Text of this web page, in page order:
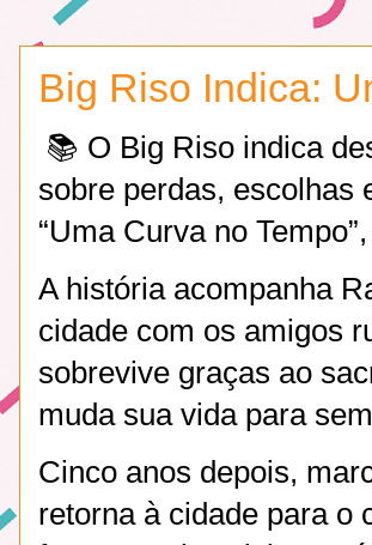
Big Riso Indica:
📚 O Big Riso indica
sobre perdas, escolhas
“Uma Curva no
A história acompanha
cidade com os amigos
sobrevive graças ao
muda sua vida para
Cinco anos depois,
retorna à cidade para o